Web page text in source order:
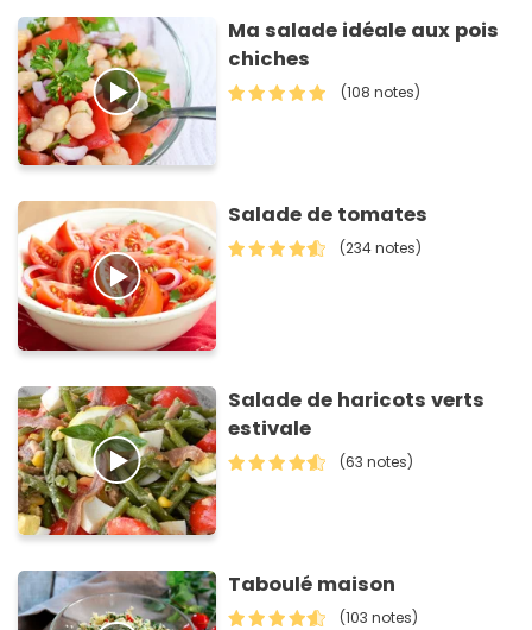
Ma salade idéale aux pois
chiches
(108 notes)
Salade de tomates
(234 notes)
Salade de haricots verts
estivale
(63 notes)
Taboulé maison
(103 notes)